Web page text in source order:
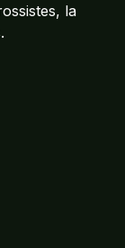
la